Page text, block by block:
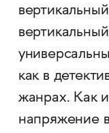
как в
жанрах. Как и
напряжение